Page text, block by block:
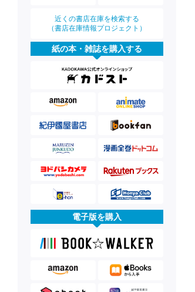
近くの書店在庫を検索する
（書店在庫情報プロジェクト）
紙の本・雑誌を購入する
電子版を購入